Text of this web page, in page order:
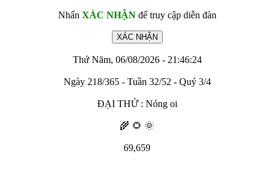
Nhấn XÁC NHẬNđể truy cập diễn đàn
Thứ Năm, 06/08/2026 - 21:46:24
Ngày 218/365 - Tuần 32/52 - Quý 3/4
ĐẠI THỬ : Nóng oi
🌾 🌻 🌞
69,659